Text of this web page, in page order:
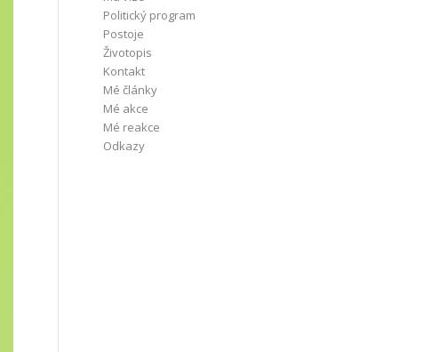
Politický program
Postoje
Životopis
Kontakt
Mé články
Mé akce
Mé reakce
Odkazy